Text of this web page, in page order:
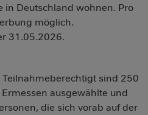
in Deutschland wohnen. Pro
möglich.
31.05.2026.
Teilnahmeberechtigt sind 250
ausgewählte und
die sich vorab auf der